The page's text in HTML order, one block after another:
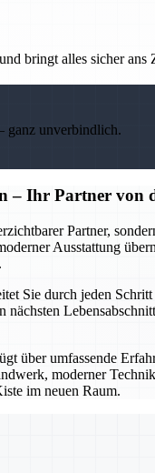
bringt alles sicher
ganz unverbindlich.
– Ihr Partner von
Partner,
Ausstattung
Sie durch jeden
nächsten
über umfassende
moderner
im neuen Raum.